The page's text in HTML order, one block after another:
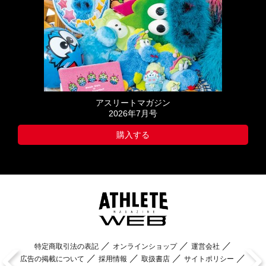
アスリートマガジン
2026年7月号
購入する
特定商取引法の表記 オンラインショップ
運営会社
広告の掲載について
採用情報 取扱書店 サイトポリシー